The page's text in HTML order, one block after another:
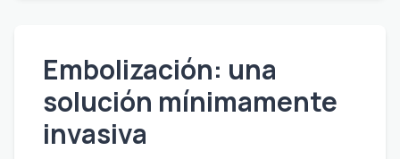
Embolización: una
solución mínimamente
invasiva